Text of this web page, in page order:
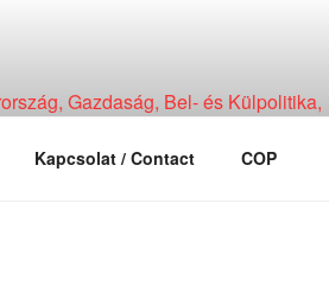
Gazdaság, Bel- és Külpolitika,
Kapcsolat / Contact COP